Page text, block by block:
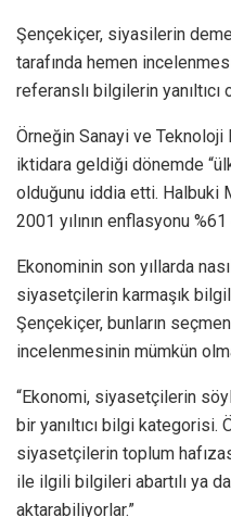
Şençekiçer, siyasilerin
tarafında hemen
referanslı bilgilerin
Örneğin Sanayi ve Teknoloji
iktidara geldiği dönemde
olduğunu iddia etti. Halbuki
2001 yılının enflasyonu
Ekonominin son yıllarda
siyasetçilerin karmaşık
Şençekiçer, bunların seçmen
incelenmesinin mümkün
“Ekonomi, siyasetçilerin
bir yanıltıcı bilgi
siyasetçilerin toplum
ile ilgili bilgileri abartılı ya da
aktarabiliyorlar.”